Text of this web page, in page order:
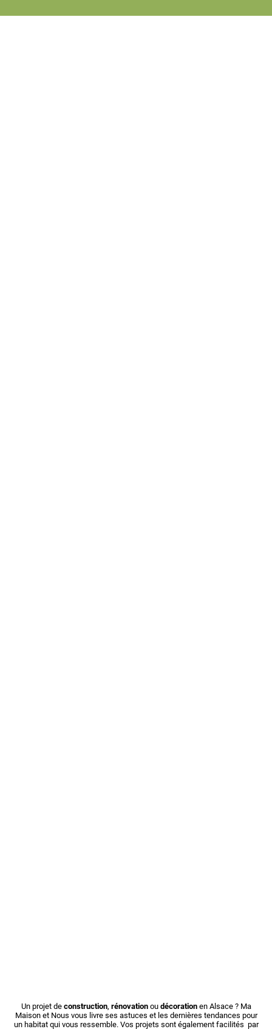
Un projet de construction, rénovationou décorationen Alsace ? Ma
Maison et Nous vous livre ses astuces et les dernières tendances pour
un habitat qui vous ressemble. Vos projets sont également facilités par